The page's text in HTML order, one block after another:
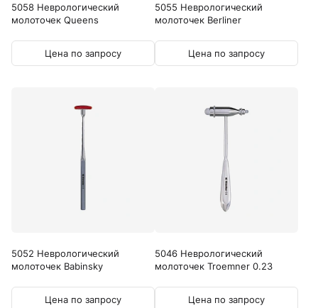
5058 Неврологический
молоточек Queens
Цена по запросу
5055 Неврологический
молоточек Berliner
Цена по запросу
5052 Неврологический
молоточек Babinsky
Цена по запросу
5046 Неврологический
молоточек Troemner 0.23
Цена по запросу